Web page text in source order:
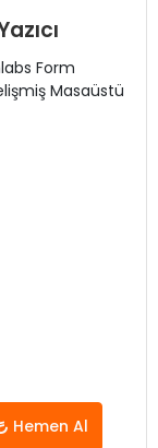
Form
Masaüstü
Hemen Al